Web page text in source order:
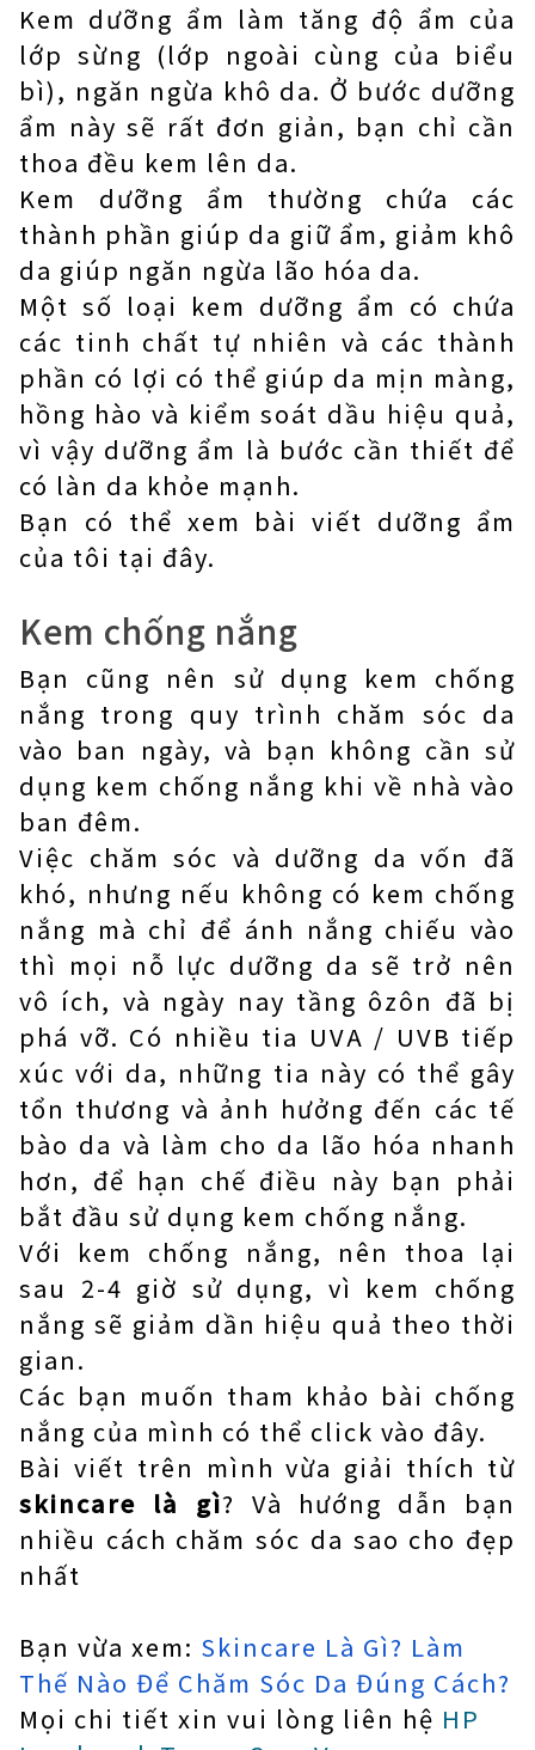
Kem dưỡng ẩm làm tăng độ ẩm của
lớp sừng (lớp ngoài cùng của biểu
bì), ngăn ngừa khô da. Ở bước dưỡng
ẩm này sẽ rất đơn giản, bạn chỉ cần
thoa đều kem lên da.
Kem dưỡng ẩm thường chứa các
thành phần giúp da giữ ẩm, giảm khô
da giúp ngăn ngừa lão hóa da.
Một số loại kem dưỡng ẩm có chứa
các tinh chất tự nhiên và các thành
phần có lợi có thể giúp da mịn màng,
hồng hào và kiểm soát dầu hiệu quả,
vì vậy dưỡng ẩm là bước cần thiết để
có làn da khỏe mạnh.
Bạn có thể xem bài viết dưỡng ẩm
của tôi tại đây.
Kem chống nắng
Bạn cũng nên sử dụng kem chống
nắng trong quy trình chăm sóc da
vào ban ngày, và bạn không cần sử
dụng kem chống nắng khi về nhà vào
ban đêm.
Việc chăm sóc và dưỡng da vốn đã
khó, nhưng nếu không có kem chống
nắng mà chỉ để ánh nắng chiếu vào
thì mọi nỗ lực dưỡng da sẽ trở nên
vô ích, và ngày nay tầng ôzôn đã bị
phá vỡ. Có nhiều tia UVA / UVB tiếp
xúc với da, những tia này có thể gây
tổn thương và ảnh hưởng đến các tế
bào da và làm cho da lão hóa nhanh
hơn, để hạn chế điều này bạn phải
bắt đầu sử dụng kem chống nắng.
Với kem chống nắng, nên thoa lại
sau 2-4 giờ sử dụng, vì kem chống
nắng sẽ giảm dần hiệu quả theo thời
gian.
Các bạn muốn tham khảo bài chống
nắng của mình có thể click vào đây.
Bài viết trên mình vừa giải thích từ
skincare là gì? Và hướng dẫn bạn
nhiều cách chăm sóc da sao cho đẹp
nhất
Bạn vừa xem: Skincare Là Gì? Làm
Thế Nào Để Chăm Sóc Da Đúng Cách?
Mọi chi tiết xin vui lòng liên hệ HP